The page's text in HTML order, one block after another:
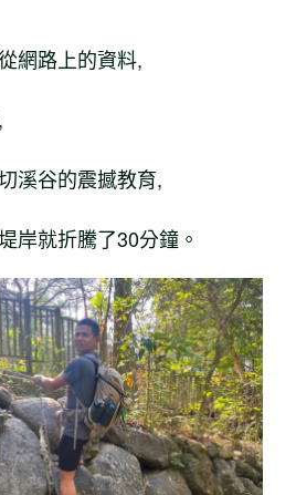
網路上的資料,
溪谷的震撼教育,
岸就折騰了30分鐘。